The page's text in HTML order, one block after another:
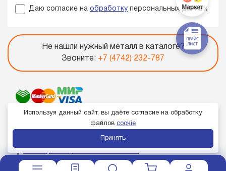
Даю согласие на обработку персональных данных
Не нашли нужный металл в каталоге?
Звоните: +7 (4742) 232-787
Член торгово-промышленной палаты
Используя данный сайт, вы даёте согласие на обработку
файлов cookie
Принять